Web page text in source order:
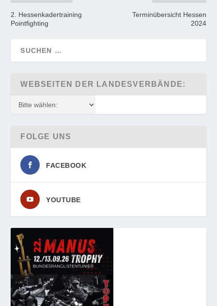
2. Hessenkadertraining
Pointfighting
Terminübersicht Hessen
2024
WEBSEITEN DER LANDESVERBÄNDE:
FOLGE UNS
FACEBOOK
YOUTUBE